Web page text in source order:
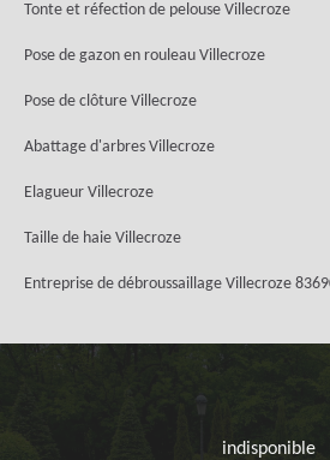
Tonte et réfection de pelouse Villecroze
Pose de gazon en rouleau Villecroze
Pose de clôture Villecroze
Abattage d'arbres Villecroze
Elagueur Villecroze
Taille de haie Villecroze
Entreprise de débroussaillage Villecroze
indisponible